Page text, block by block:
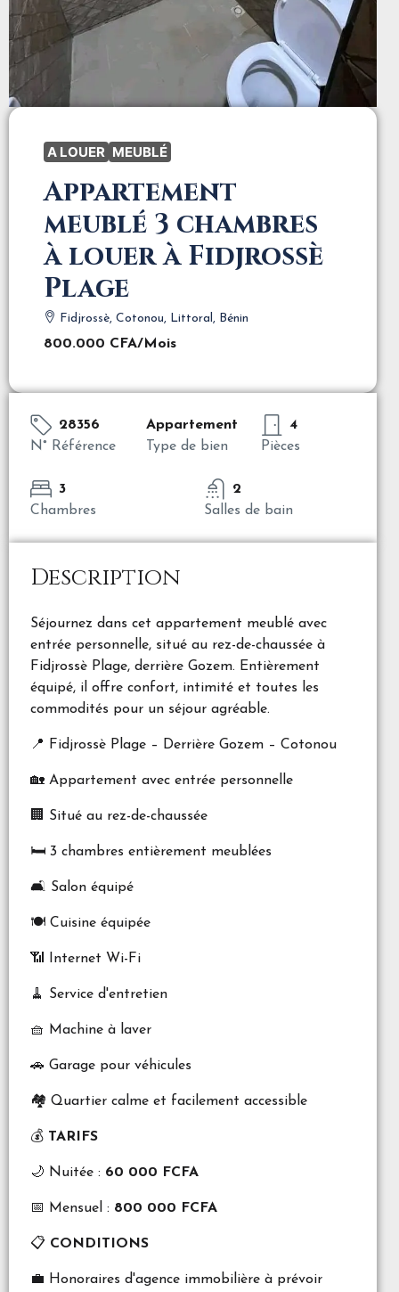
A LOUER MEUBLÉ
Appartement
meublé 3 chambres
à louer à Fidjrossè
Plage
Fidjrossè, Cotonou, Littoral, Bénin
800.000 CFA/Mois
28356
N° Référence
Appartement
Type de bien
4
Pièces
3
Chambres
2
Salles de bain
Description
Séjournez dans cet appartement meublé avec
entrée personnelle, situé au rez-de-chaussée à
Fidjrossè Plage, derrière Gozem. Entièrement
équipé, il offre confort, intimité et toutes les
commodités pour un séjour agréable.
📍 Fidjrossè Plage – Derrière Gozem – Cotonou
🏡 Appartement avec entrée personnelle
🏢 Situé au rez-de-chaussée
🛏️ 3 chambres entièrement meublées
🛋️ Salon équipé
🍽️ Cuisine équipée
📶 Internet Wi-Fi
🧹 Service d'entretien
🧺 Machine à laver
🚗 Garage pour véhicules
🏘️ Quartier calme et facilement accessible
💰 TARIFS
🌙 Nuitée : 60 000 FCFA
📅 Mensuel : 800 000 FCFA
📋 CONDITIONS
💼 Honoraires d'agence immobilière à prévoir